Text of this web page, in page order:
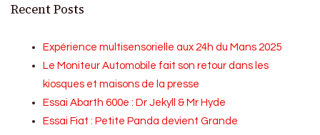
Recent Posts
Expérience multisensorielle aux 24h du Mans 2025
Le Moniteur Automobile fait son retour dans les
kiosques et maisons de la presse
Essai Abarth 600e : Dr Jekyll & Mr Hyde
Essai Fiat : Petite Panda devient Grande